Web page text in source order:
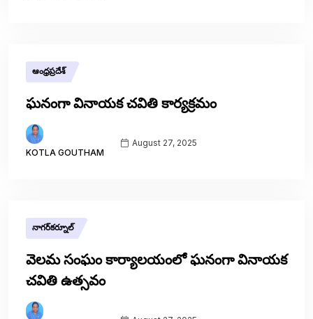
ఆంధ్రప్రదేశ్
ఘనంగా వినాయక చవితి కార్యక్రమం
KOTLA GOUTHAM
August 27, 2025
నాగర్‌కర్నూల్
వెలమ సంఘం కార్యాలయంలో ఘనంగా వినాయక
చవితి ఉత్సవం